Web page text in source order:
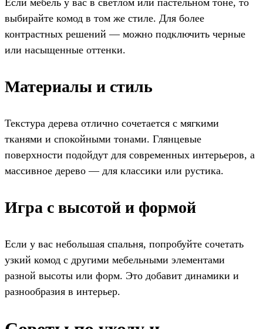
выбирайте комод в том же стиле. Для более
контрастных решений — можно подключить черные
или насыщенные оттенки.
Материалы и стиль
Текстура дерева отлично сочетается с мягкими
тканями и спокойными тонами. Глянцевые
поверхности подойдут для современных интерьеров, а
массивное дерево — для классики или рустика.
Игра с высотой и формой
Если у вас небольшая спальня, попробуйте сочетать
узкий комод с другими мебельными элементами
разной высоты или форм. Это добавит динамики и
разнообразия в интерьер.